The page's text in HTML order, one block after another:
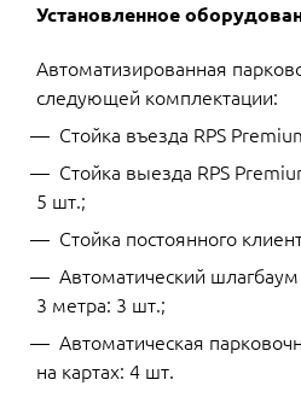
Установленное
Автоматизированная
следующей комплектации:
Стойка въезда RPS
Стойка выезда RPS
5 шт.;
Стойка постоянного
Автоматический
3 метра: 3 шт.;
Автоматическая
на картах: 4 шт.